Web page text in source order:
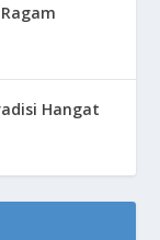
Hangat